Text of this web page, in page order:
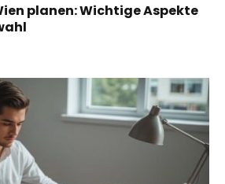
planen: Wichtige Aspekte